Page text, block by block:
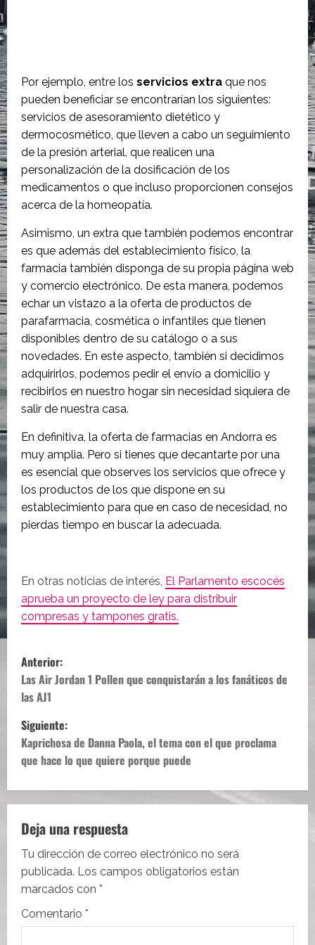
Por ejemplo, entre los servicios extra que nos
pueden beneficiar se encontrarían los siguientes:
servicios de asesoramiento dietético y
dermocosmético, que lleven a cabo un seguimiento
de la presión arterial, que realicen una
personalización de la dosificación de los
medicamentos o que incluso proporcionen consejos
acerca de la homeopatía.
Asimismo, un extra que también podemos encontrar
es que además del establecimiento físico, la
farmacia también disponga de su propia página web
y comercio electrónico. De esta manera, podemos
echar un vistazo a la oferta de productos de
parafarmacia, cosmética o infantiles que tienen
disponibles dentro de su catálogo o a sus
novedades. En este aspecto, también si decidimos
adquirirlos, podemos pedir el envío a domicilio y
recibirlos en nuestro hogar sin necesidad siquiera de
salir de nuestra casa.
En definitiva, la oferta de farmacias en Andorra es
muy amplia. Pero si tienes que decantarte por una
es esencial que observes los servicios que ofrece y
los productos de los que dispone en su
establecimiento para que en caso de necesidad, no
pierdas tiempo en buscar la adecuada.
En otras noticias de interés, El Parlamento escocés
aprueba un proyecto de ley para distribuir
compresas y tampones gratis.
N
a
v
e
g
a
c
i
ó
n
Anterior:
Las Air Jordan 1 Pollen que conquistarán a los fanáticos de
las AJ1
Siguiente:
Kaprichosa de Danna Paola, el tema con el que proclama
que hace lo que quiere porque puede
Deja una respuesta
Tu dirección de correo electrónico no será
publicada. Los campos obligatorios están
marcados con *
Comentario *